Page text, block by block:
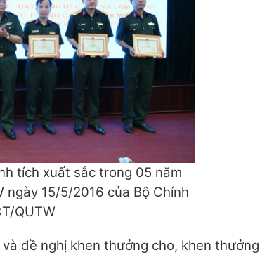
tích xuất sắc trong 05 năm
15/5/2016 của Bộ Chính
QUTW
đề nghị khen thưởng cho, khen thưởng